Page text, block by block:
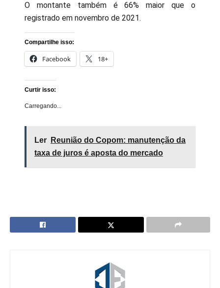
O montante também é 66% maior que o
registrado em novembro de 2021.
Compartilhe isso:
Facebook 18+
Curtir isso:
Carregando...
Ler
Reunião do Copom: manutenção da
taxa de juros é aposta do mercado